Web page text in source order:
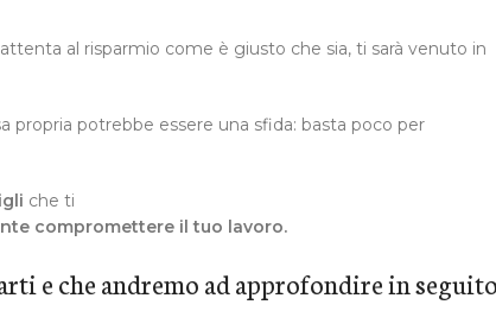
al risparmio come è giusto che sia, ti sarà venuto in
potrebbe essere una sfida: basta poco per
che ti
compromettere il tuo lavoro.
e che andremo ad approfondire in